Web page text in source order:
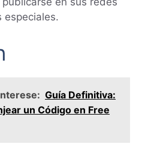
especiales.
Guía Definitiva:
un Código en Free